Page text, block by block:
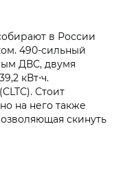
в России
490-сильный
ДВС, двумя
кВт⋅ч.
Стоит
на него также
скинуть